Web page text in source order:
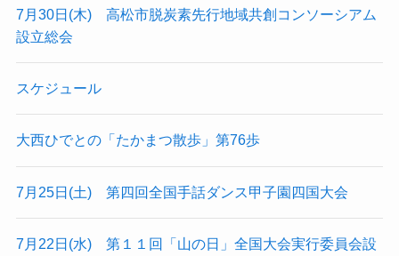
7月30日(木) 高松市脱炭素先行地域共創コンソーシアム
設立総会
スケジュール
大西ひでとの「たかまつ散歩」第76歩
7月25日(土) 第四回全国手話ダンス甲子園四国大会
7月22日(水) 第１１回「山の日」全国大会実行委員会設